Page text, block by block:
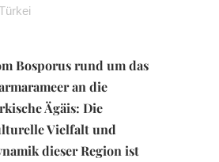
Bosporus rund um das
an die
Ägäis: Die
Vielfalt und
dieser Region ist